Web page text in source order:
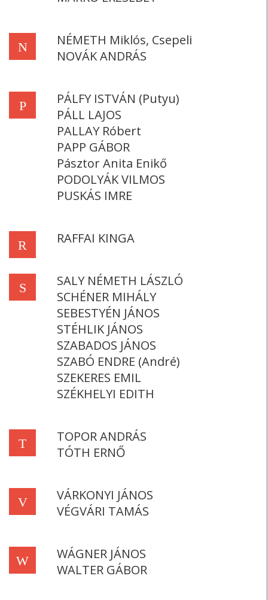
N
NÉMETH Miklós, Csepeli
NOVÁK ANDRÁS
P
PÁLFY ISTVÁN (Putyu)
PÁLL LAJOS
PALLAY Róbert
PAPP GÁBOR
Pásztor Anita Enikő
PODOLYÁK VILMOS
PUSKÁS IMRE
R RAFFAI KINGA
S
SALY NÉMETH LÁSZLÓ
SCHÉNER MIHÁLY
SEBESTYÉN JÁNOS
STÉHLIK JÁNOS
SZABADOS JÁNOS
SZABÓ ENDRE (André)
SZEKERES EMIL
SZÉKHELYI EDITH
T
TOPOR ANDRÁS
TÓTH ERNŐ
V
VÁRKONYI JÁNOS
VÉGVÁRI TAMÁS
W
WÁGNER JÁNOS
WALTER GÁBOR